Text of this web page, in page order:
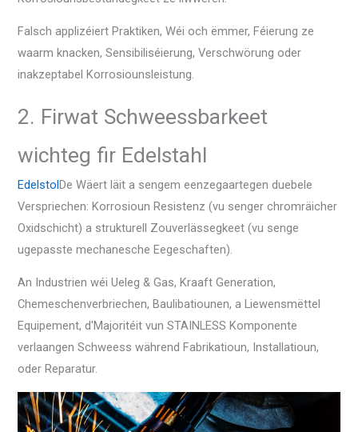
Falsch applizéiert Praktiken, Wéi och ëmmer, Féierung ze
waarm knacken, Sensibiliséierung, Verschwörung oder
inakzeptabel Korrosiounsleistung.
2. Firwat Schweessbarkeet
wichteg fir Edelstahl
EdelstolDe Wäert läit a sengem eenzegaartegen duebele
Verspriechen: Korrosioun Resistenz (vu senger chromräicher
Oxidschicht) a strukturell Zouverlässegkeet (vu senge
ugepasste mechanesche Eegeschaften).
An Industrien wéi Ueleg & Gas, Kraaft Generation,
Chemeschenverbriechen, Baulibatiounen, a Liewensmëttel
Equipement, d'Majoritéit vun STAINLESS Komponente
verlaangen Schweess während Fabrikatioun, Installatioun,
oder Reparatur.